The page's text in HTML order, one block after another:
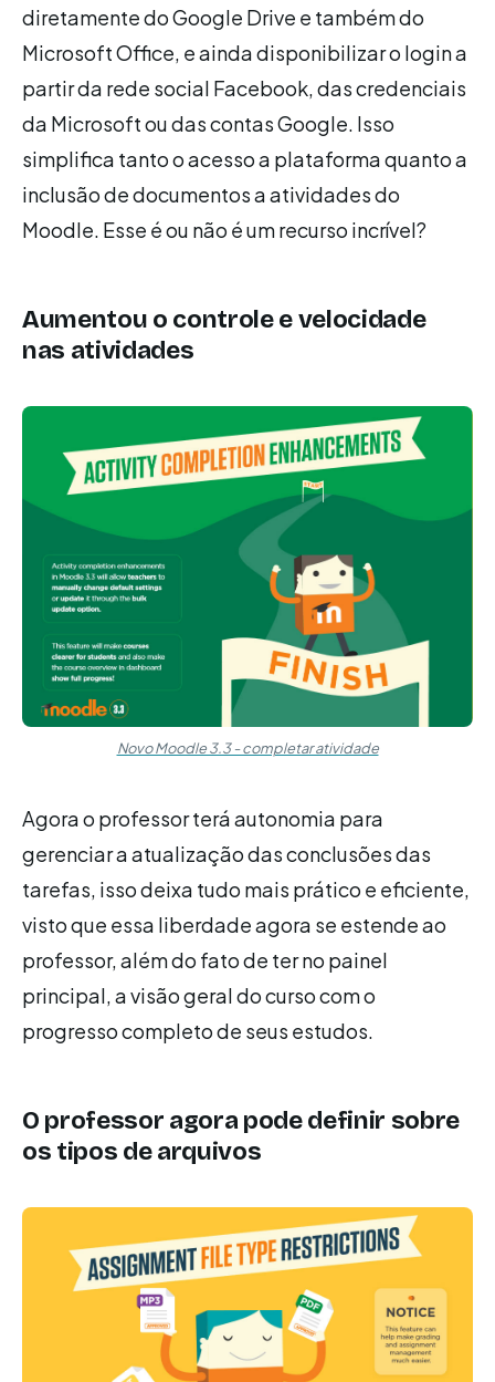
diretamente do Google Drive e também do
Microsoft Office, e ainda disponibilizar o login a
partir da rede social Facebook, das credenciais
da Microsoft ou das contas Google. Isso
simplifica tanto o acesso a plataforma quanto a
inclusão de documentos a atividades do
Moodle. Esse é ou não é um recurso incrível?
Aumentou o controle e velocidade
nas atividades
Novo Moodle 3.3 - completar atividade
Agora o professor terá autonomia para
gerenciar a atualização das conclusões das
tarefas, isso deixa tudo mais prático e eficiente,
visto que essa liberdade agora se estende ao
professor, além do fato de ter no painel
principal, a visão geral do curso com o
progresso completo de seus estudos.
O professor agora pode definir sobre
os tipos de arquivos